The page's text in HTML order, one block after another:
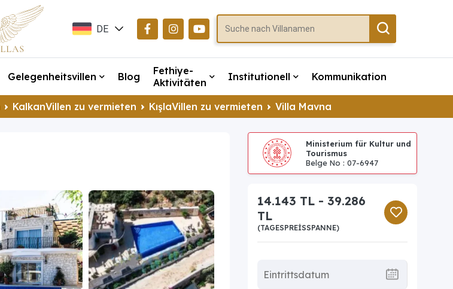
DE
TR
Gelegenheitsvillen Blog
Fethiye-
Aktivitäten
Institutionell Kommunikation
KalkanVillen zu vermieten KışlaVillen zu vermieten Villa Mavna
Ministerium für Kultur und
Tourismus
Belge No : 07-6947
14.143 TL - 39.286
TL
(TAGESPREISSPANNE)